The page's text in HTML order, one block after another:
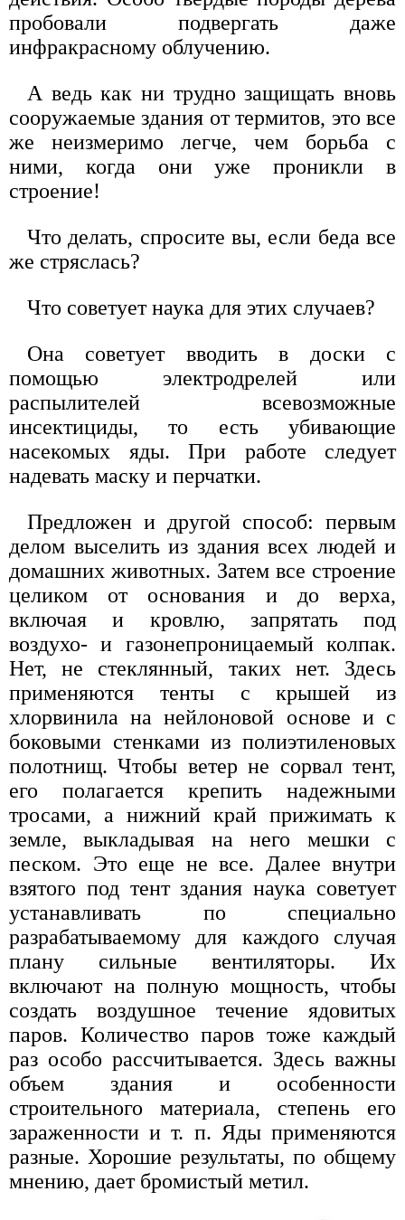
пробовали подвергать даже
инфракрасному облучению.
А ведь как ни трудно защищать вновь
сооружаемые здания от термитов, это все
же неизмеримо легче, чем борьба с
ними, когда они уже проникли в
строение!
Что делать, спросите вы, если беда все
же стряслась?
Что советует наука для этих случаев?
Она советует вводить в доски с
помощью электродрелей или
распылителей всевозможные
инсектициды, то есть убивающие
насекомых яды. При работе следует
надевать маску и перчатки.
Предложен и другой способ: первым
делом выселить из здания всех людей и
домашних животных. Затем все строение
целиком от основания и до верха,
включая и кровлю, запрятать под
воздухо- и газонепроницаемый колпак.
Нет, не стеклянный, таких нет. Здесь
применяются тенты с крышей из
хлорвинила на нейлоновой основе и с
боковыми стенками из полиэтиленовых
полотнищ. Чтобы ветер не сорвал тент,
его полагается крепить надежными
тросами, а нижний край прижимать к
земле, выкладывая на него мешки с
песком. Это еще не все. Далее внутри
взятого под тент здания наука советует
устанавливать по специально
разрабатываемому для каждого случая
плану сильные вентиляторы. Их
включают на полную мощность, чтобы
создать воздушное течение ядовитых
паров. Количество паров тоже каждый
раз особо рассчитывается. Здесь важны
объем здания и особенности
строительного материала, степень его
зараженности и т. п. Яды применяются
разные. Хорошие результаты, по общему
мнению, дает бромистый метил.